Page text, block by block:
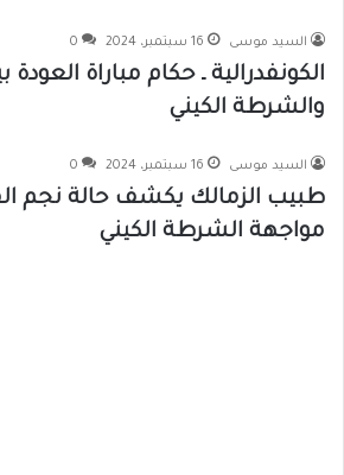
السيد موسى 16 سبتمبر، 2024 0
الكونفدرالية ـ حكام مباراة العودة
والشرطة الكيني
السيد موسى 16 سبتمبر، 2024 0
طبيب الزمالك يكشف حالة نجم
مواجهة الشرطة الكيني